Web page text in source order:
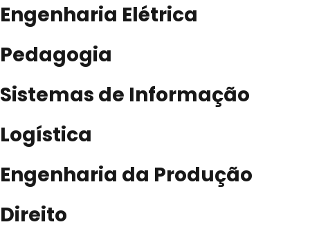
Engenharia Elétrica
Pedagogia
Sistemas de Informação
Logística
Engenharia da Produção
Direito